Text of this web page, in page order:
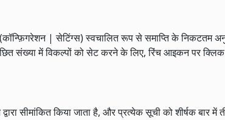
| सेटिंग्स) स्वचालित रूप से समाप्ति के निकटतम
संख्या में विकल्पों को सेट करने के लिए, रिंच आइकन पर
द्वारा सीमांकित किया जाता है, और प्रत्येक सूची को शीर्षक बार